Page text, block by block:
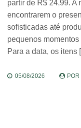
partir de R$ 24,99. A
encontrarem o
sofisticadas até
pequenos
Para a data, os itens
05/08/2026 POR